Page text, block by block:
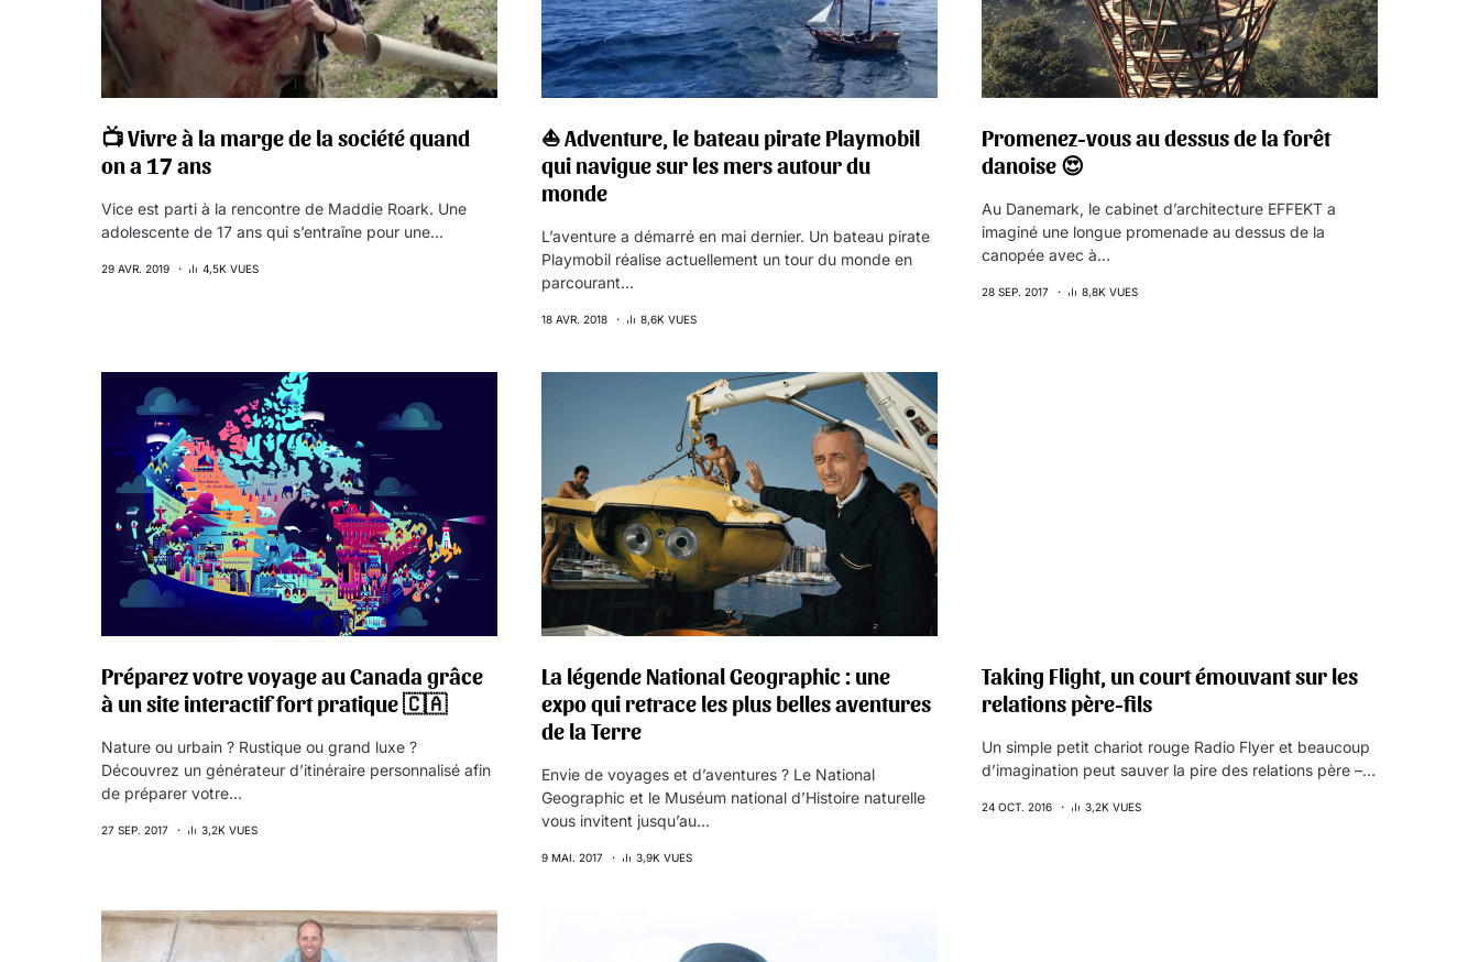
📺 Vivre à la marge de la société quand
on a 17 ans
Vice est parti à la rencontre de Maddie Roark. Une
adolescente de 17 ans qui s’entraîne pour une…
29 AVR. 2019 4,5K VUES
⛵️ Adventure, le bateau pirate Playmobil
qui navigue sur les mers autour du
monde
L’aventure a démarré en mai dernier. Un bateau pirate
Playmobil réalise actuellement un tour du monde en
parcourant…
18 AVR. 2018 8,6K VUES
Promenez-vous au dessus de la forêt
danoise 😍
Au Danemark, le cabinet d’architecture EFFEKT a
imaginé une longue promenade au dessus de la
canopée avec à…
28 SEP. 2017 8,8K VUES
Préparez votre voyage au Canada grâce
à un site interactif fort pratique 🇨🇦
Nature ou urbain ? Rustique ou grand luxe ?
Découvrez un générateur d’itinéraire personnalisé afin
de préparer votre…
27 SEP. 2017 3,2K VUES
La légende National Geographic : une
expo qui retrace les plus belles aventures
de la Terre
Envie de voyages et d’aventures ? Le National
Geographic et le Muséum national d’Histoire naturelle
vous invitent jusqu’au…
9 MAI. 2017 3,9K VUES
Taking Flight, un court émouvant sur les
relations père-fils
Un simple petit chariot rouge Radio Flyer et beaucoup
d’imagination peut sauver la pire des relations père –…
24 OCT. 2016 3,2K VUES